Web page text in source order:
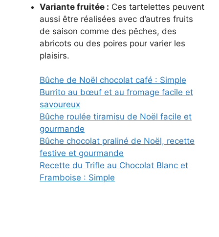
Variante fruitée : Ces tartelettes peuvent
aussi être réalisées avec d’autres fruits
de saison comme des pêches, des
abricots ou des poires pour varier les
plaisirs.
Bûche de Noël chocolat café : Simple
Burrito au bœuf et au fromage facile et
savoureux
Bûche roulée tiramisu de Noël facile et
gourmande
Bûche chocolat praliné de Noël, recette
festive et gourmande
Recette du Trifle au Chocolat Blanc et
Framboise : Simple